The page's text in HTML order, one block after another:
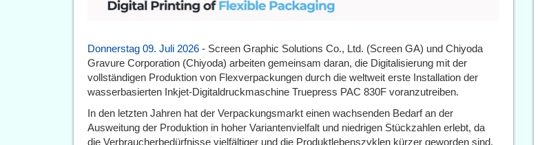
Donnerstag 09. Juli 2026 - Screen Graphic Solutions Co., Ltd. (Screen GA) und Chiyoda
Gravure Corporation (Chiyoda) arbeiten gemeinsam daran, die Digitalisierung mit der
vollständigen Produktion von Flexverpackungen durch die weltweit erste Installation der
wasserbasierten Inkjet-Digitaldruckmaschine Truepress PAC 830F voranzutreiben.
In den letzten Jahren hat der Verpackungsmarkt einen wachsenden Bedarf an der
Ausweitung der Produktion in hoher Variantenvielfalt und niedrigen Stückzahlen erlebt, da
die Verbraucherbedürfnisse vielfältiger und die Produktlebenszyklen kürzer geworden sind.